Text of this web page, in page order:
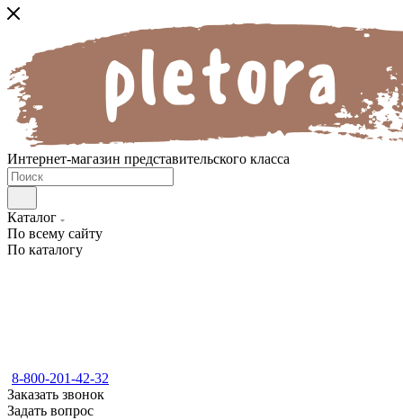
Интернет-магазин представительского класса
Каталог
По всему сайту
По каталогу
8-800-201-42-32
Заказать звонок
Задать вопрос